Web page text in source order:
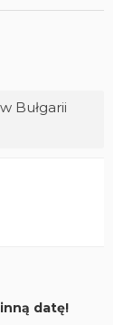
Bułgarii
datę!